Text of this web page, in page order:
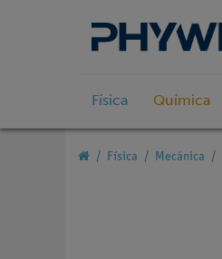
Física Química
Física Mecánica